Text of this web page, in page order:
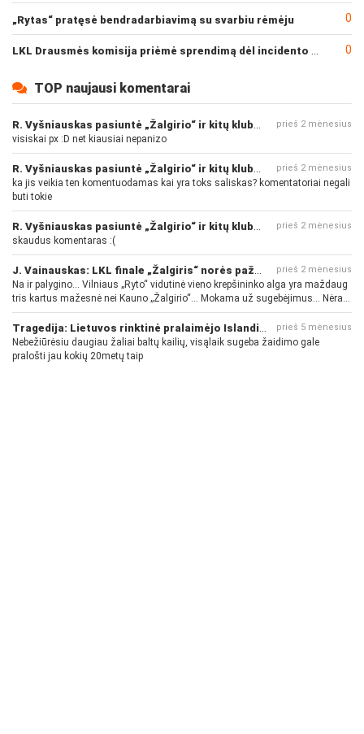
„Rytas“ pratęsė bendradarbiavimą su svarbiu rėmėju 0
0
TOP naujausi komentarai
prieš 2 mėnesius
visiskai px :D net kiausiai nepanizo
prieš 2 mėnesius
ka jis veikia ten komentuodamas kai yra toks saliskas? komentatoriai negali
buti tokie
prieš 2 mėnesius
skaudus komentaras :(
prieš 2 mėnesius
Na ir palygino... Vilniaus „Ryto“ vidutinė vieno krepšininko alga yra maždaug
tris kartus mažesnė nei Kauno „Žalgirio“... Mokama už sugebėjimus... Nėra
pinigų - nėra gerų žaidėjų...
prieš 5 mėnesius
Nebežiūrėsiu daugiau žaliai baltų kailių, visąlaik sugeba žaidimo gale
pralošti jau kokių 20metų taip